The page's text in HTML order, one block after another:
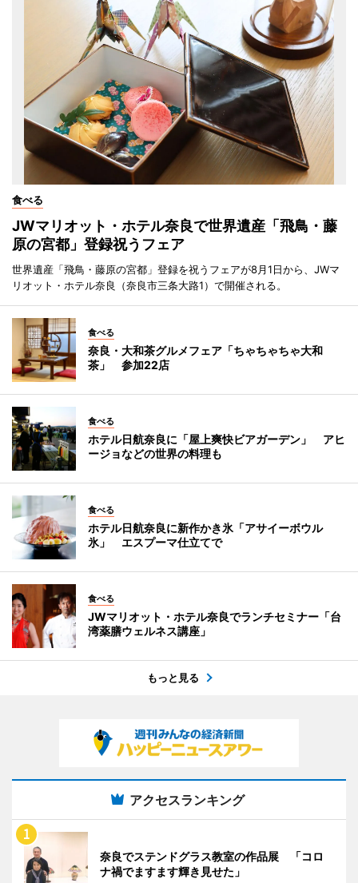
食べる
JWマリオット・ホテル奈良で世界遺産「飛鳥・藤
原の宮都」登録祝うフェア
世界遺産「飛鳥・藤原の宮都」登録を祝うフェアが8月1日から、JWマ
リオット・ホテル奈良（奈良市三条大路1）で開催される。
食べる
奈良・大和茶グルメフェア「ちゃちゃちゃ大和
茶」 参加22店
食べる
ホテル日航奈良に「屋上爽快ビアガーデン」 アヒ
ージョなどの世界の料理も
食べる
ホテル日航奈良に新作かき氷「アサイーボウル
氷」 エスプーマ仕立てで
食べる
JWマリオット・ホテル奈良でランチセミナー「台
湾薬膳ウェルネス講座」
もっと見る
アクセスランキング
奈良でステンドグラス教室の作品展 「コロ
ナ禍でますます輝き見せた」